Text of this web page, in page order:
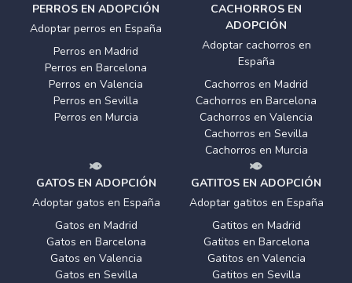
PERROS EN ADOPCIÓN
Adoptar perros en España
Perros en Madrid
Perros en Barcelona
Perros en Valencia
Perros en Sevilla
Perros en Murcia
CACHORROS EN
ADOPCIÓN
Adoptar cachorros en
España
Cachorros en Madrid
Cachorros en Barcelona
Cachorros en Valencia
Cachorros en Sevilla
Cachorros en Murcia
GATOS EN ADOPCIÓN
Adoptar gatos en España
Gatos en Madrid
Gatos en Barcelona
Gatos en Valencia
Gatos en Sevilla
GATITOS EN ADOPCIÓN
Adoptar gatitos en España
Gatitos en Madrid
Gatitos en Barcelona
Gatitos en Valencia
Gatitos en Sevilla